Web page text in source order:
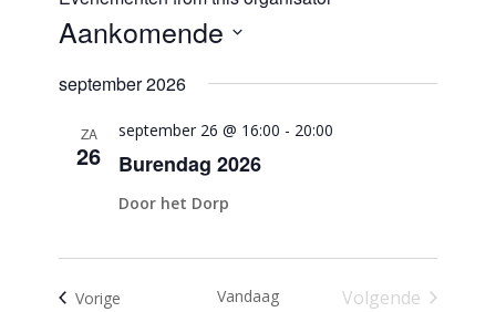
Aankomende
een
september 2026
ZA
26 Burendag 2026
september 26 @ 16:00 - 20:00
Door het Dorp
Vorige EvenementenVandaag
Volgende